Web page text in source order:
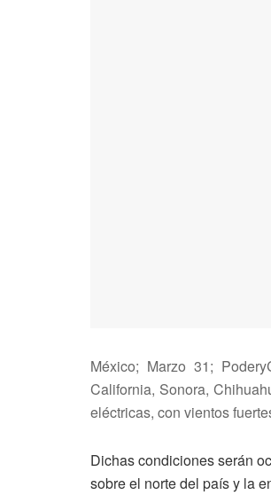
México; Marzo 31;
California, Sonora,
eléctricas, con vientos
Dichas condiciones serán
sobre el norte del país y la